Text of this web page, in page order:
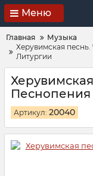
Меню
Главная
Музыка
Херувимская
Литургии
Артикул: 20040